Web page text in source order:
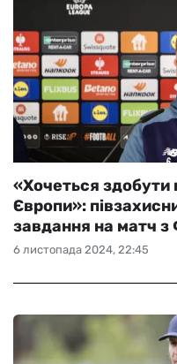
6 листопада 2024, 22:45
«Хочеться здобути
Європи»:
завдання на матч